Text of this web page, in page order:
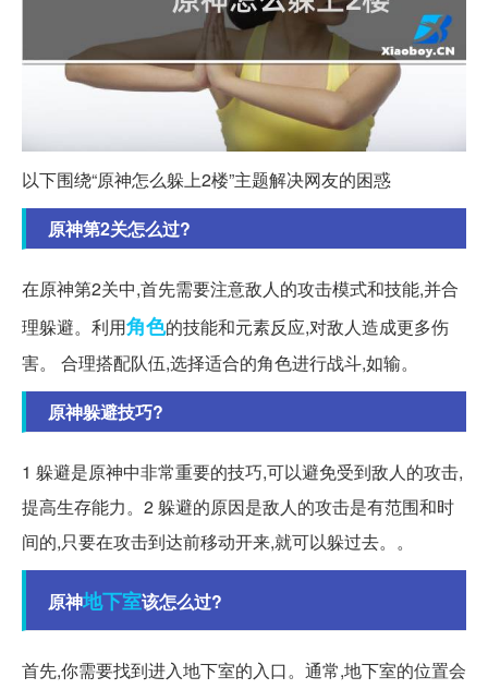
以下围绕“原神怎么躲上2楼”主题解决网友的困惑
原神第2关怎么过?
在原神第2关中,首先需要注意敌人的攻击模式和技能,并合
理躲避。利用角色的技能和元素反应,对敌人造成更多伤
害。 合理搭配队伍,选择适合的角色进行战斗,如输。
原神躲避技巧?
1 躲避是原神中非常重要的技巧,可以避免受到敌人的攻击,
提高生存能力。2 躲避的原因是敌人的攻击是有范围和时
间的,只要在攻击到达前移动开来,就可以躲过去。。
原神地下室该怎么过?
首先,你需要找到进入地下室的入口。通常,地下室的位置会